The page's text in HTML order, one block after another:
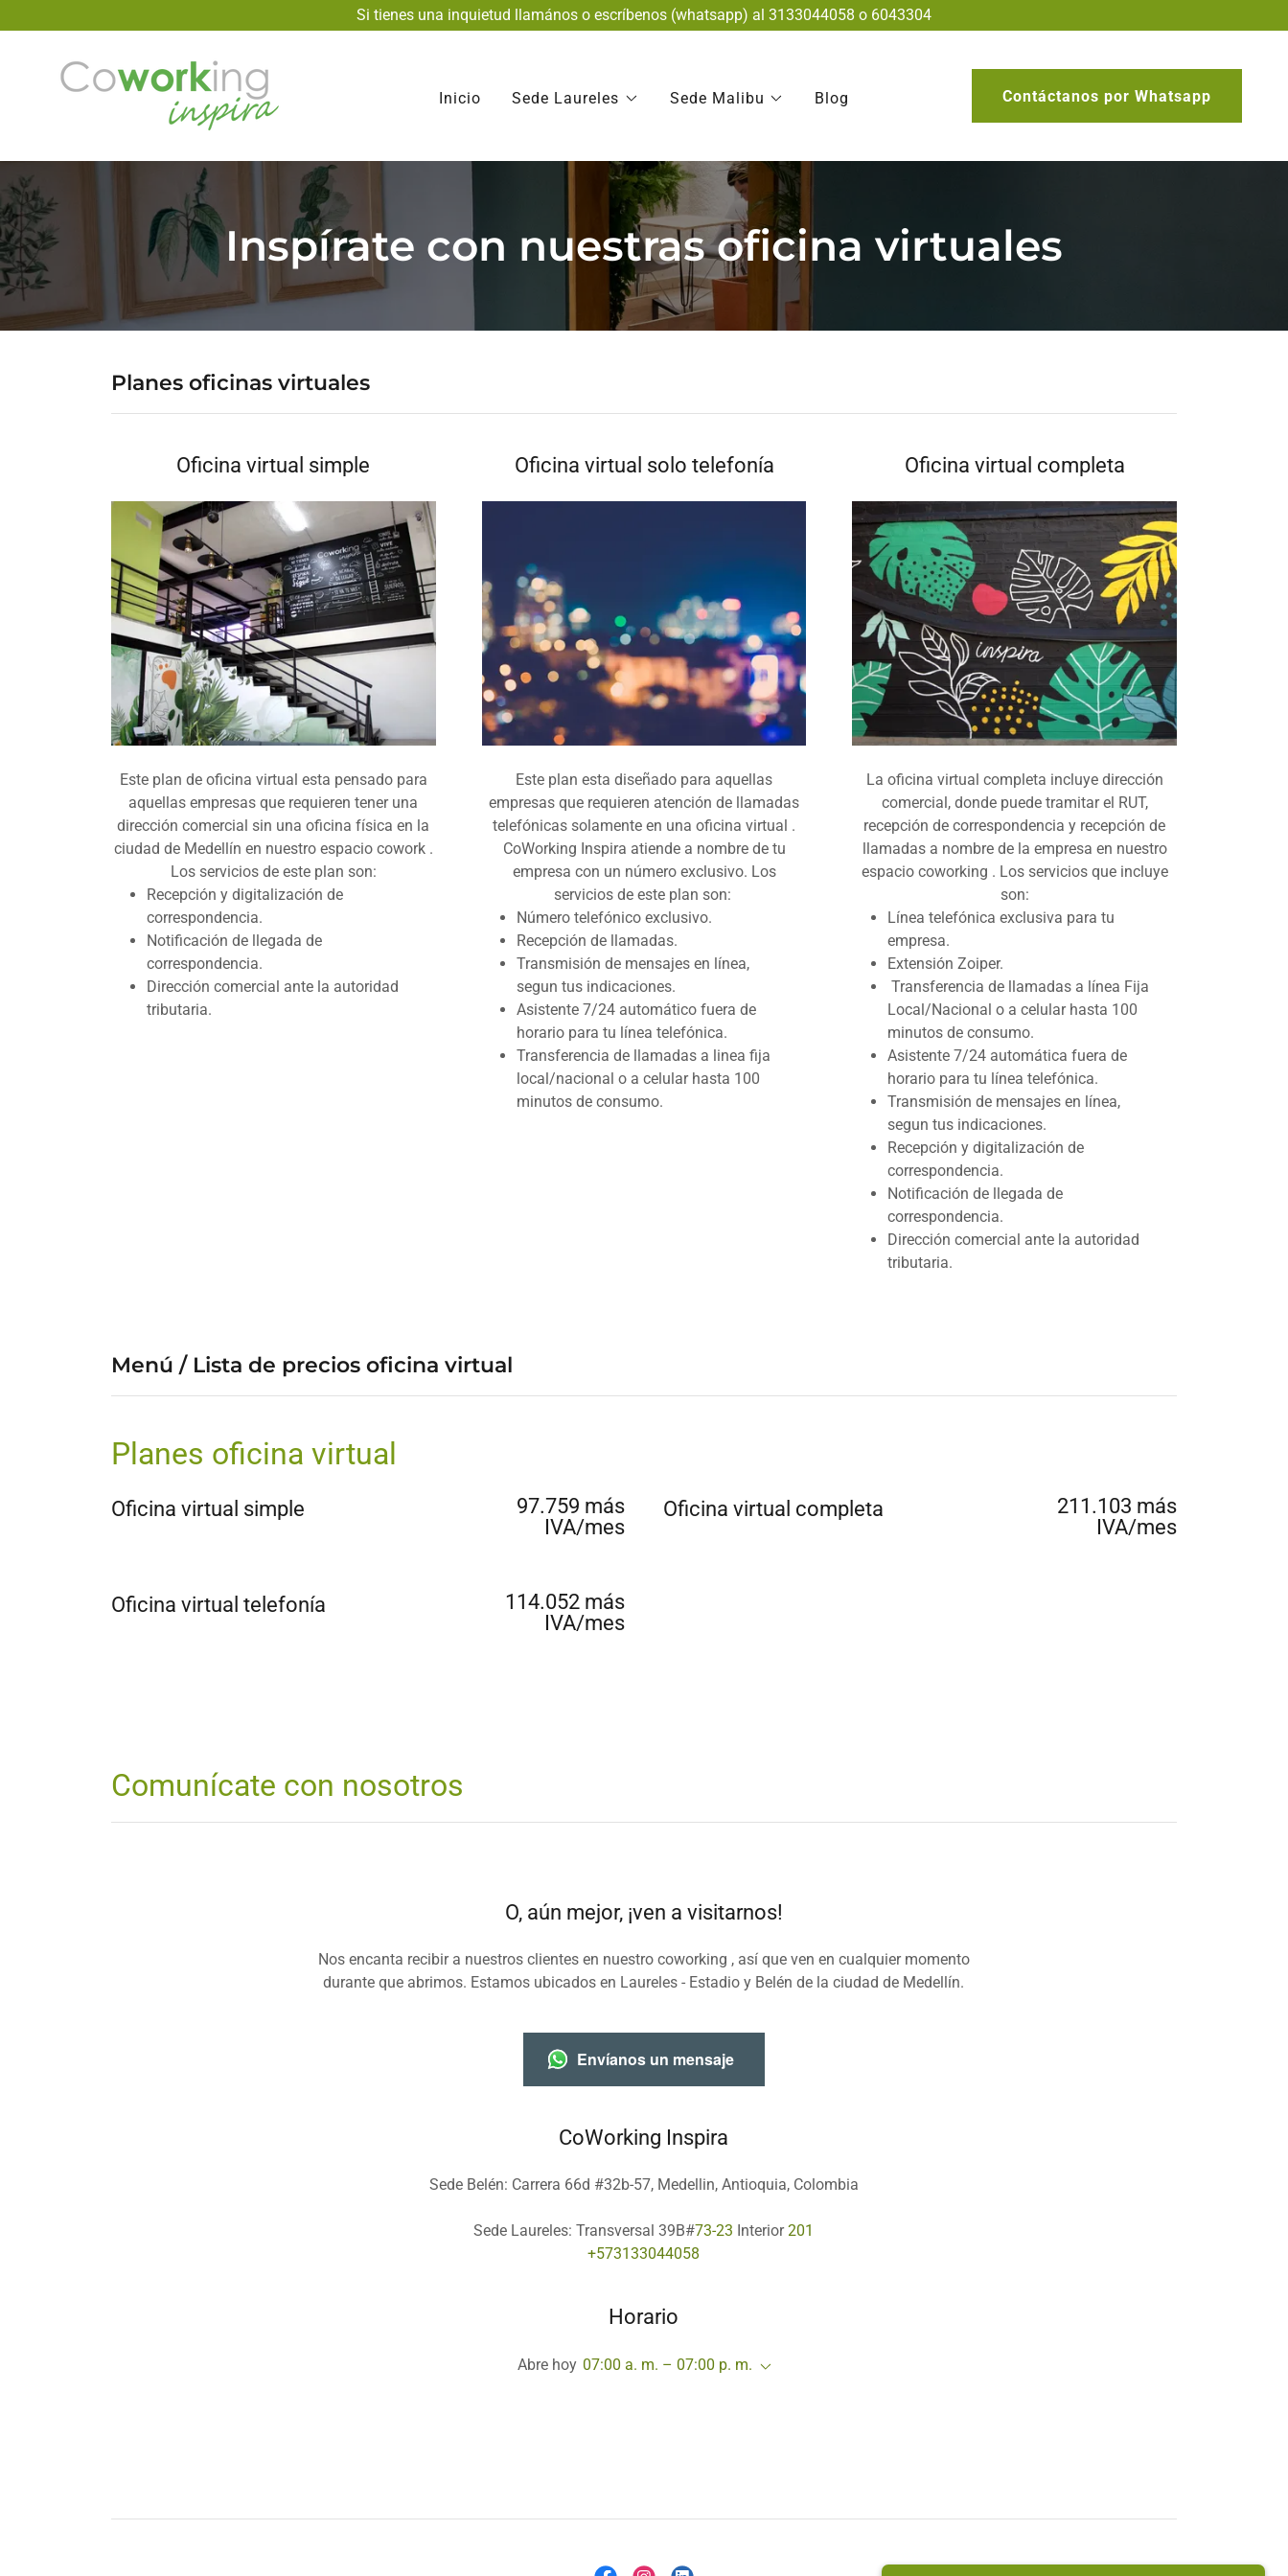
Si tienes una inquietud llamános o escríbenos (whatsapp) al 3133044058 o 6043304
Inicio Sede Laureles Sede Malibu Blog Contáctanos por Whatsapp
Inspírate con nuestras oficina virtuales
Planes oficinas virtuales
Oficina virtual simple
Este plan de oficina virtual esta pensado para
aquellas empresas que requieren tener una
dirección comercial sin una oficina física en la
ciudad de Medellín en nuestro espacio cowork .
Los servicios de este plan son:
Recepción y digitalización de
correspondencia.
Notificación de llegada de
correspondencia.
Dirección comercial ante la autoridad
tributaria.
Oficina virtual solo telefonía
Este plan esta diseñado para aquellas
empresas que requieren atención de llamadas
telefónicas solamente en una oficina virtual .
CoWorking Inspira atiende a nombre de tu
empresa con un número exclusivo. Los
servicios de este plan son:
Número telefónico exclusivo.
Recepción de llamadas.
Transmisión de mensajes en línea,
segun tus indicaciones.
Asistente 7/24 automático fuera de
horario para tu línea telefónica.
Transferencia de llamadas a linea fija
local/nacional o a celular hasta 100
minutos de consumo.
Oficina virtual completa
La oficina virtual completa incluye dirección
comercial, donde puede tramitar el RUT,
recepción de correspondencia y recepción de
llamadas a nombre de la empresa en nuestro
espacio coworking . Los servicios que incluye
son:
Línea telefónica exclusiva para tu
empresa.
Extensión Zoiper.
Transferencia de llamadas a línea Fija
Local/Nacional o a celular hasta 100
minutos de consumo.
Asistente 7/24 automática fuera de
horario para tu línea telefónica.
Transmisión de mensajes en línea,
segun tus indicaciones.
Recepción y digitalización de
correspondencia.
Notificación de llegada de
correspondencia.
Dirección comercial ante la autoridad
tributaria.
Menú / Lista de precios oficina virtual
Planes oficina virtual
Oficina virtual simple
97.759 más
IVA/mes
Oficina virtual telefonía
114.052 más
IVA/mes
Oficina virtual completa
211.103 más
IVA/mes
Comunícate con nosotros
O, aún mejor, ¡ven a visitarnos!
Nos encanta recibir a nuestros clientes en nuestro coworking , así que ven en cualquier momento
durante que abrimos. Estamos ubicados en Laureles - Estadio y Belén de la ciudad de Medellín.
Envíanos un mensaje
CoWorking Inspira
Sede Belén: Carrera 66d #32b-57, Medellin, Antioquia, Colombia
Sede Laureles: Transversal 39B#73-23 Interior201
+573133044058
Horario
Abre hoy 07:00 a. m. – 07:00 p. m.